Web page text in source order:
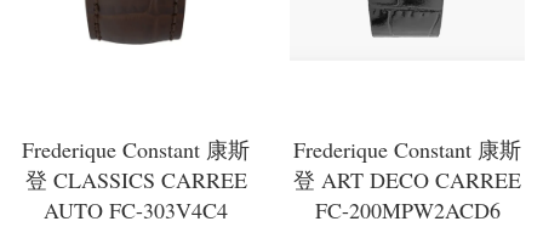
Frederique Constant 康斯
登 CLASSICS CARREE
AUTO FC-303V4C4
Frederique Constant 康斯
登 ART DECO CARREE
FC-200MPW2ACD6